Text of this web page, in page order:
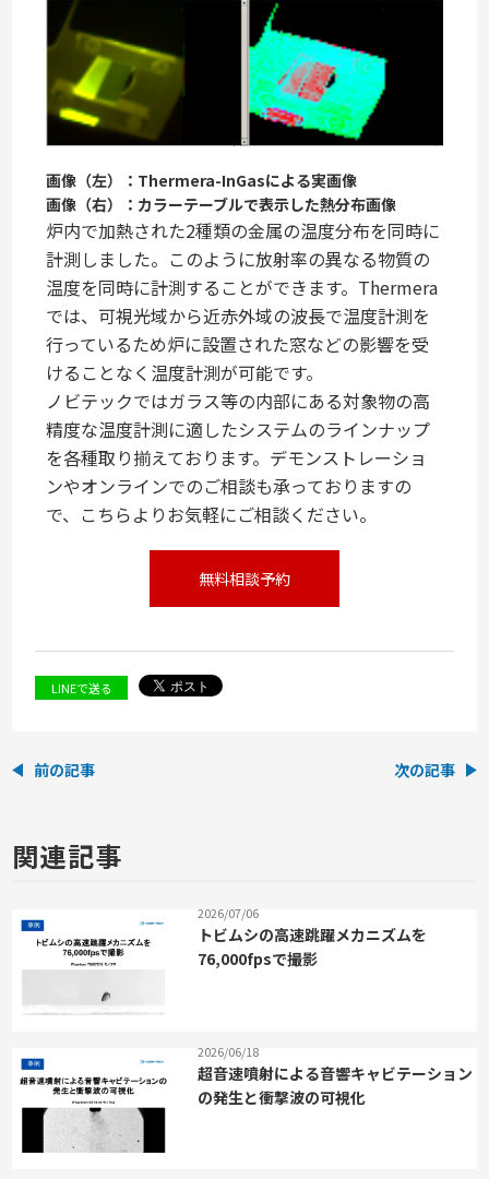
画像（左）：Thermera-InGasによる実画像
画像（右）：カラーテーブルで表示した熱分布画像
炉内で加熱された2種類の金属の温度分布を同時に
計測しました。このように放射率の異なる物質の
温度を同時に計測することができます。Thermera
では、可視光域から近赤外域の波長で温度計測を
行っているため炉に設置された窓などの影響を受
けることなく温度計測が可能です。
ノビテックではガラス等の内部にある対象物の高
精度な温度計測に適したシステムのラインナップ
を各種取り揃えております。デモンストレーショ
ンやオンラインでのご相談も承っておりますの
で、こちらよりお気軽にご相談ください。
無料相談予約
LINEで送る
前の記事 次の記事
関連記事
2026/07/06
トビムシの高速跳躍メカニズムを
76,000fpsで撮影
2026/06/18
超音速噴射による音響キャビテーション
の発生と衝撃波の可視化